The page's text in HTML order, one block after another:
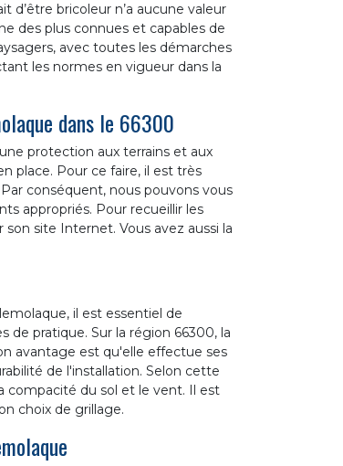
bricoleur n’a aucune valeur
des plus connues et capables de
avec toutes les démarches
les normes en vigueur dans la
dans le 66300
protection aux terrains et aux
place. Pour ce faire, il est très
conséquent, nous pouvons vous
appropriés. Pour recueillir les
site Internet. Vous avez aussi la
il est essentiel de
de pratique. Sur la région 66300, la
avantage est qu'elle effectue ses
de l'installation. Selon cette
compacité du sol et le vent. Il est
choix de grillage.